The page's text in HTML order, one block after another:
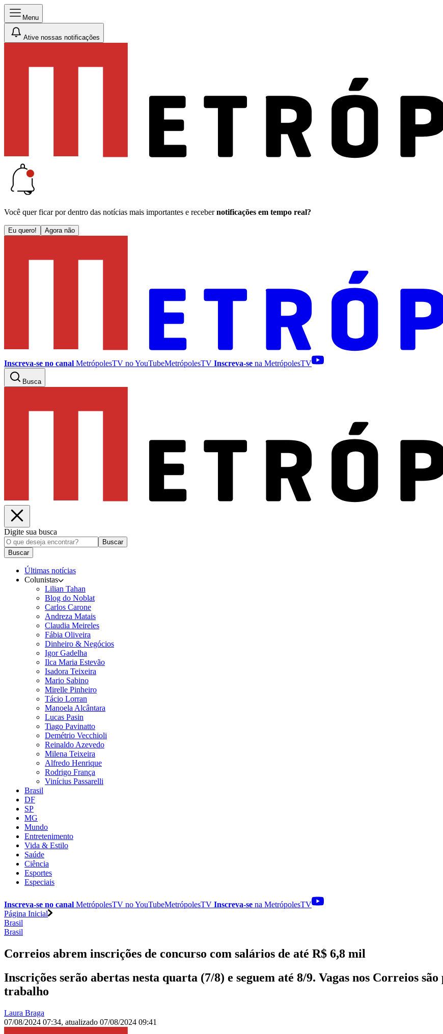
Menu
Ative nossas notificações
Você quer ficar por dentro das notícias mais importantes e receber notificações em tempo real?
Eu quero! Agora não
Inscreva-se no canal MetrópolesTV noYouTubeMetrópolesTV Inscreva-se na MetrópolesTV
Busca
Digite sua busca
Buscar
Buscar
Últimas notícias
Colunistas
Lilian Tahan
Blog do Noblat
Carlos Carone
Andreza Matais
Claudia Meireles
Fábia Oliveira
Dinheiro & Negócios
Igor Gadelha
Ilca Maria Estevão
Isadora Teixeira
Mario Sabino
Mirelle Pinheiro
Tácio Lorran
Manoela Alcântara
Lucas Pasin
Tiago Pavinatto
Demétrio Vecchioli
Reinaldo Azevedo
Milena Teixeira
Alfredo Henrique
Rodrigo França
Vinícius Passarelli
Brasil
DF
SP
MG
Mundo
Entretenimento
Vida & Estilo
Saúde
Ciência
Esportes
Especiais
Inscreva-se no canal MetrópolesTV noYouTubeMetrópolesTV Inscreva-se na MetrópolesTV
Página Inicial
Brasil
Brasil
Correios abrem inscrições de concurso com salários de até R$ 6,8 mil
Inscrições serão abertas nesta quarta (7/8) e seguem até 8/9. Vagas nos Correios
trabalho
Laura Braga
07/08/2024 07:34, atualizado 07/08/2024 09:41